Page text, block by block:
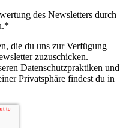
des Newsletters durch
*
die du uns zur Verfügung
zuzuschicken.
Datenschutzpraktiken und
Privatsphäre findest du in